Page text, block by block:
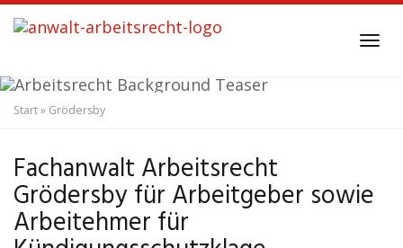
Skip
to
content
Start» Grödersby
Fachanwalt Arbeitsrecht
Grödersby für Arbeitgeber sowie
Arbeitehmer für